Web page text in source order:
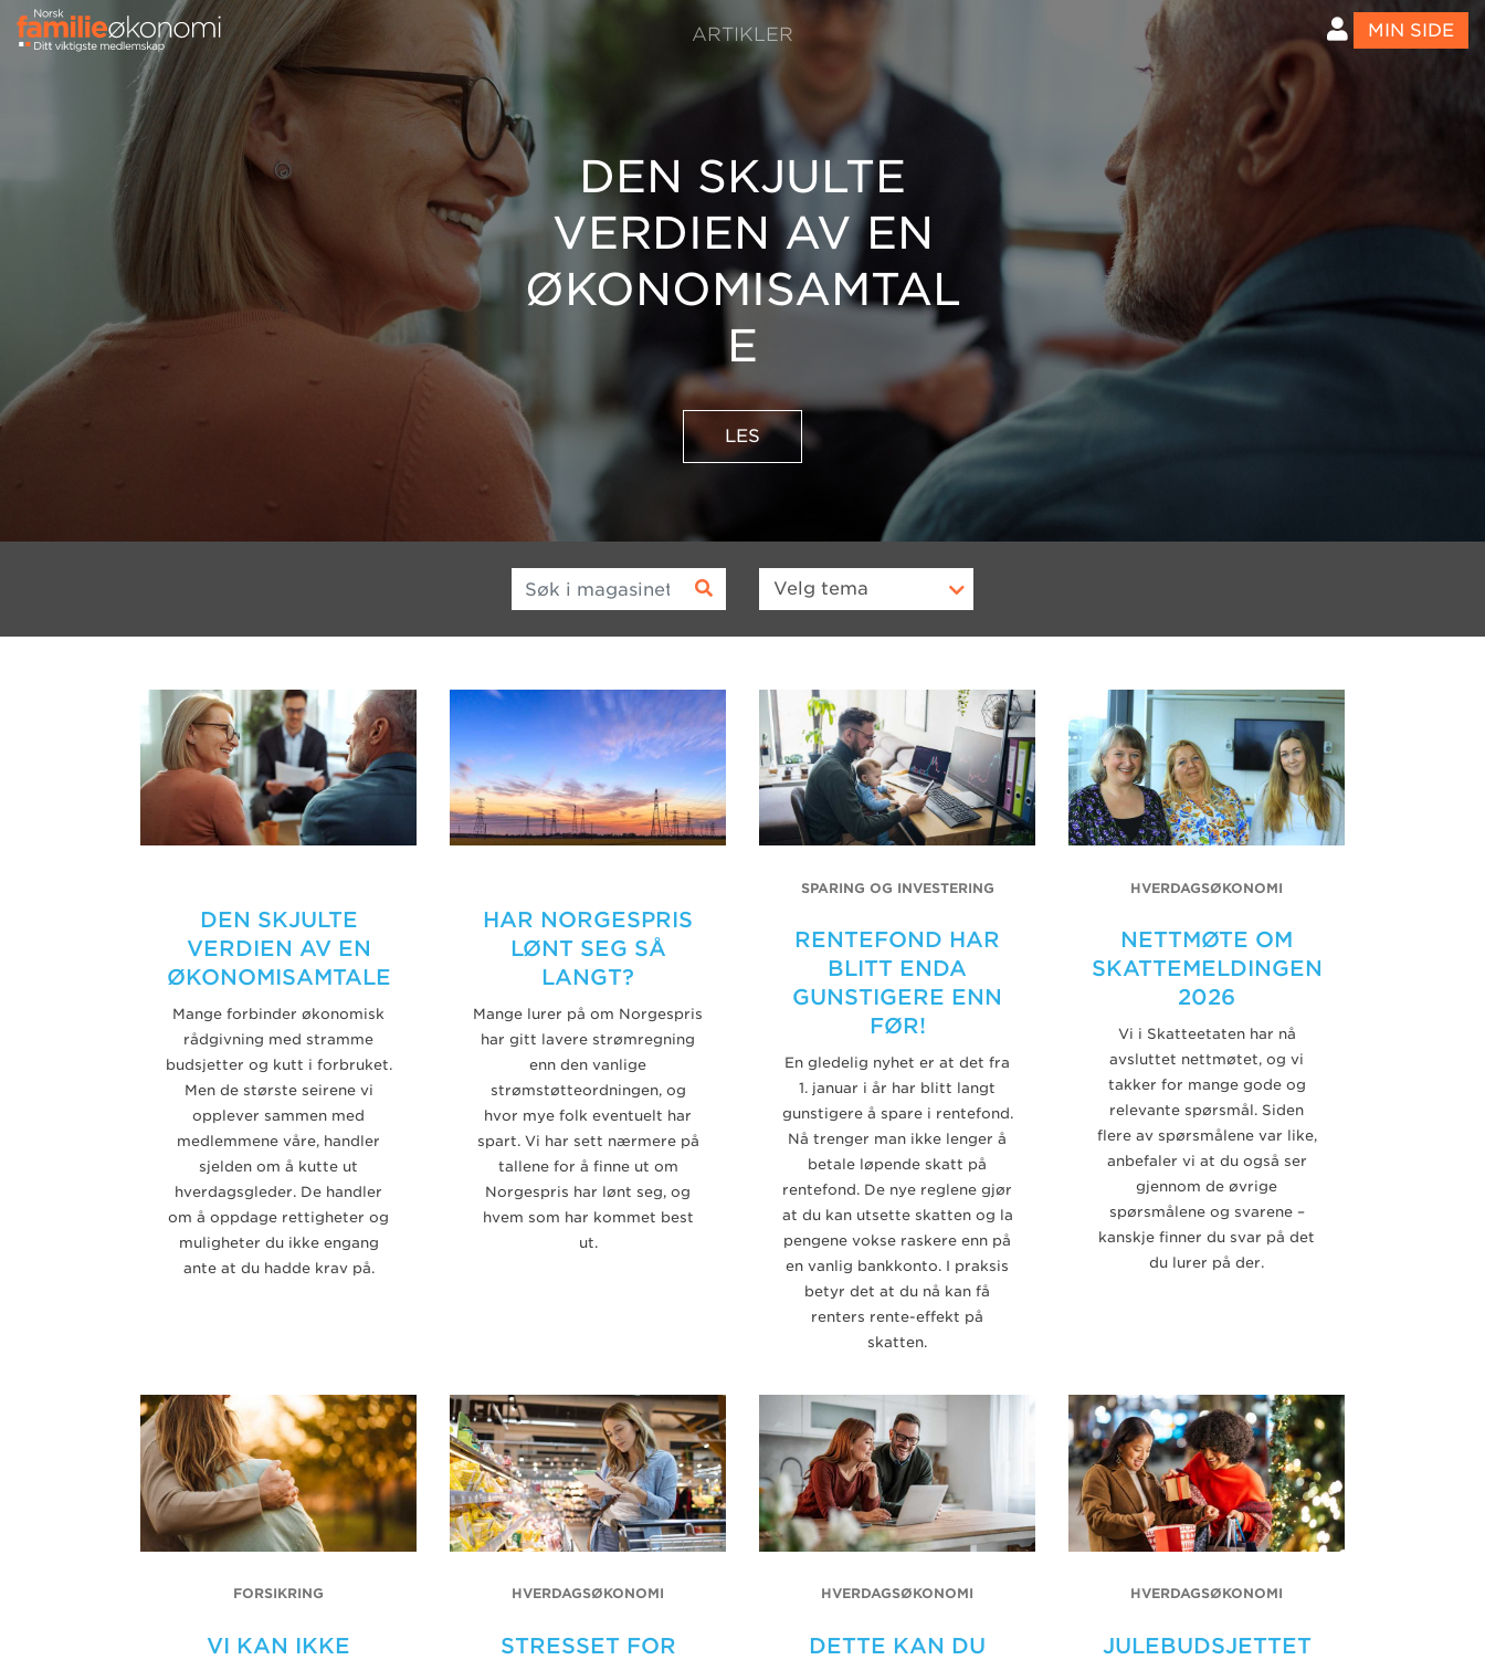
ARTIKLER MIN SIDE
DEN SKJULTE
VERDIEN AV EN
ØKONOMISAMTAL
E
LES
Søk i magasinet Velg tema
DEN SKJULTE
VERDIEN AV EN
ØKONOMISAMTALE
Mange forbinder økonomisk
rådgivning med stramme
budsjetter og kutt i forbruket.
Men de største seirene vi
opplever sammen med
medlemmene våre, handler
sjelden om å kutte ut
hverdagsgleder. De handler
om å oppdage rettigheter og
muligheter du ikke engang
ante at du hadde krav på.
HAR NORGESPRIS
LØNT SEG SÅ
LANGT?
Mange lurer på om Norgespris
har gitt lavere strømregning
enn den vanlige
strømstøtteordningen, og
hvor mye folk eventuelt har
spart. Vi har sett nærmere på
tallene for å finne ut om
Norgespris har lønt seg, og
hvem som har kommet best
ut.
SPARING OG INVESTERING
RENTEFOND HAR
BLITT ENDA
GUNSTIGERE ENN
FØR!
En gledelig nyhet er at det fra
1. januar i år har blitt langt
gunstigere å spare i rentefond.
Nå trenger man ikke lenger å
betale løpende skatt på
rentefond. De nye reglene gjør
at du kan utsette skatten og la
pengene vokse raskere enn på
en vanlig bankkonto. I praksis
betyr det at du nå kan få
renters rente-effekt på
skatten.
HVERDAGSØKONOMI
NETTMØTE OM
SKATTEMELDINGEN
2026
Vi i Skatteetaten har nå
avsluttet nettmøtet, og vi
takker for mange gode og
relevante spørsmål. Siden
flere av spørsmålene var like,
anbefaler vi at du også ser
gjennom de øvrige
spørsmålene og svarene –
kanskje finner du svar på det
du lurer på der.
FORSIKRING
VI KAN IKKE
HVERDAGSØKONOMI
STRESSET FOR
HVERDAGSØKONOMI
DETTE KAN DU
HVERDAGSØKONOMI
JULEBUDSJETTET